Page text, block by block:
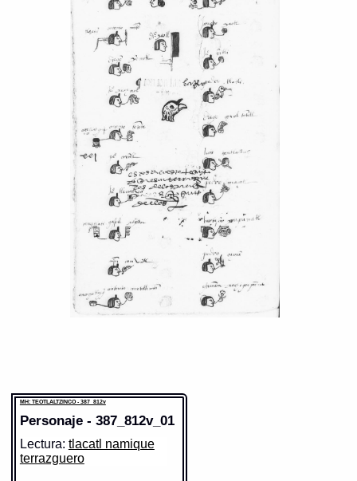
MH: TEOTLALTZINCO - 387_812v
Personaje - 387_812v_01
Lectura: tlacatl namique
terrazguero